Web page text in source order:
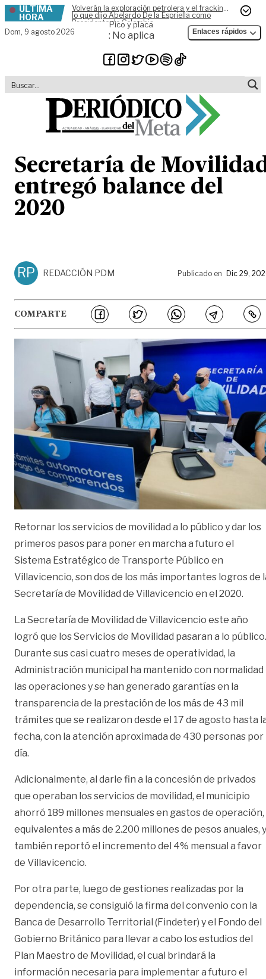
Skip to content
ÚLTIMA
HORA
Volverán la exploración petrolera y el fracking,
lo que dijo Abelardo De la Espriella como
Presidente de Colombia
Dom, 9 agosto 2026
Pico y placa
: No aplica Enlaces rápidos
Secretaría de
entregó balance del
2020
RP REDACCIÓN PDM Publicado en Dic 29,
COMPARTE
Retornar los servicios de movilidad a lo público y dar los
primeros pasos para poner en marcha a futuro el
Sistema Estratégico de Transporte Público en
Villavicencio, son dos de los más importantes logros de
Secretaría de Movilidad de Villavicencio en el 2020.
La Secretaría de Movilidad de Villavicencio este año
logró que los Servicios de Movilidad pasaran a lo público.
Durante sus casi cuatro meses de operatividad, la
Administración municipal ha mantenido con normalidad
las operaciones y se han generado garantías en la
transparencia de la prestación de los más de 43 mil
trámites que se realizaron desde el 17 de agosto hasta
fecha, con la atención aproximada de 430 personas por
día.
Adicionalmente, al darle fin a la concesión de privados
que operaban los servicios de movilidad, el municipio
ahorró 189 millones mensuales en gastos de operación,
equivalentes a más de 2.200 millones de pesos anuales, y
también reportó el incremento del 4% mensual a favor
de Villavicencio.
Por otra parte, luego de gestiones realizadas por la
dependencia, se consiguió la firma del convenio con la
Banca de Desarrollo Territorial (Findeter) y el Fondo del
Gobierno Británico para llevar a cabo los estudios del
Plan Maestro de Movilidad, el cual brindará la
información necesaria para implementar a futuro el